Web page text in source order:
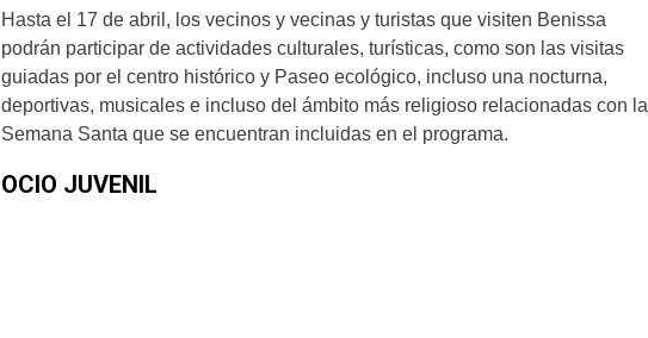
Hasta el 17 de abril, los vecinos y vecinas y turistas que visiten Benissa
podrán participar de actividades culturales, turísticas, como son las visitas
guiadas por el centro histórico y Paseo ecológico, incluso una nocturna,
deportivas, musicales e incluso del ámbito más religioso relacionadas con la
Semana Santa que se encuentran incluidas en el programa.
OCIO JUVENIL